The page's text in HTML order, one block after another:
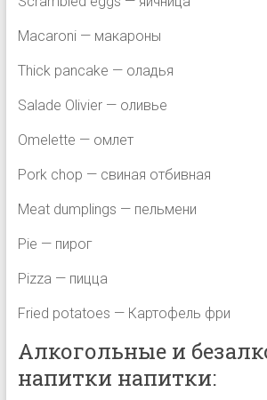
Macaroni — макароны
Thick pancake — оладья
Salade Olivier — оливье
Omelette — омлет
Pork chop — свиная отбивная
Meat dumplings — пельмени
Pie — пирог
Pizza — пицца
Fried potatoes — Картофель фри
Алкогольные и
напитки напитки: